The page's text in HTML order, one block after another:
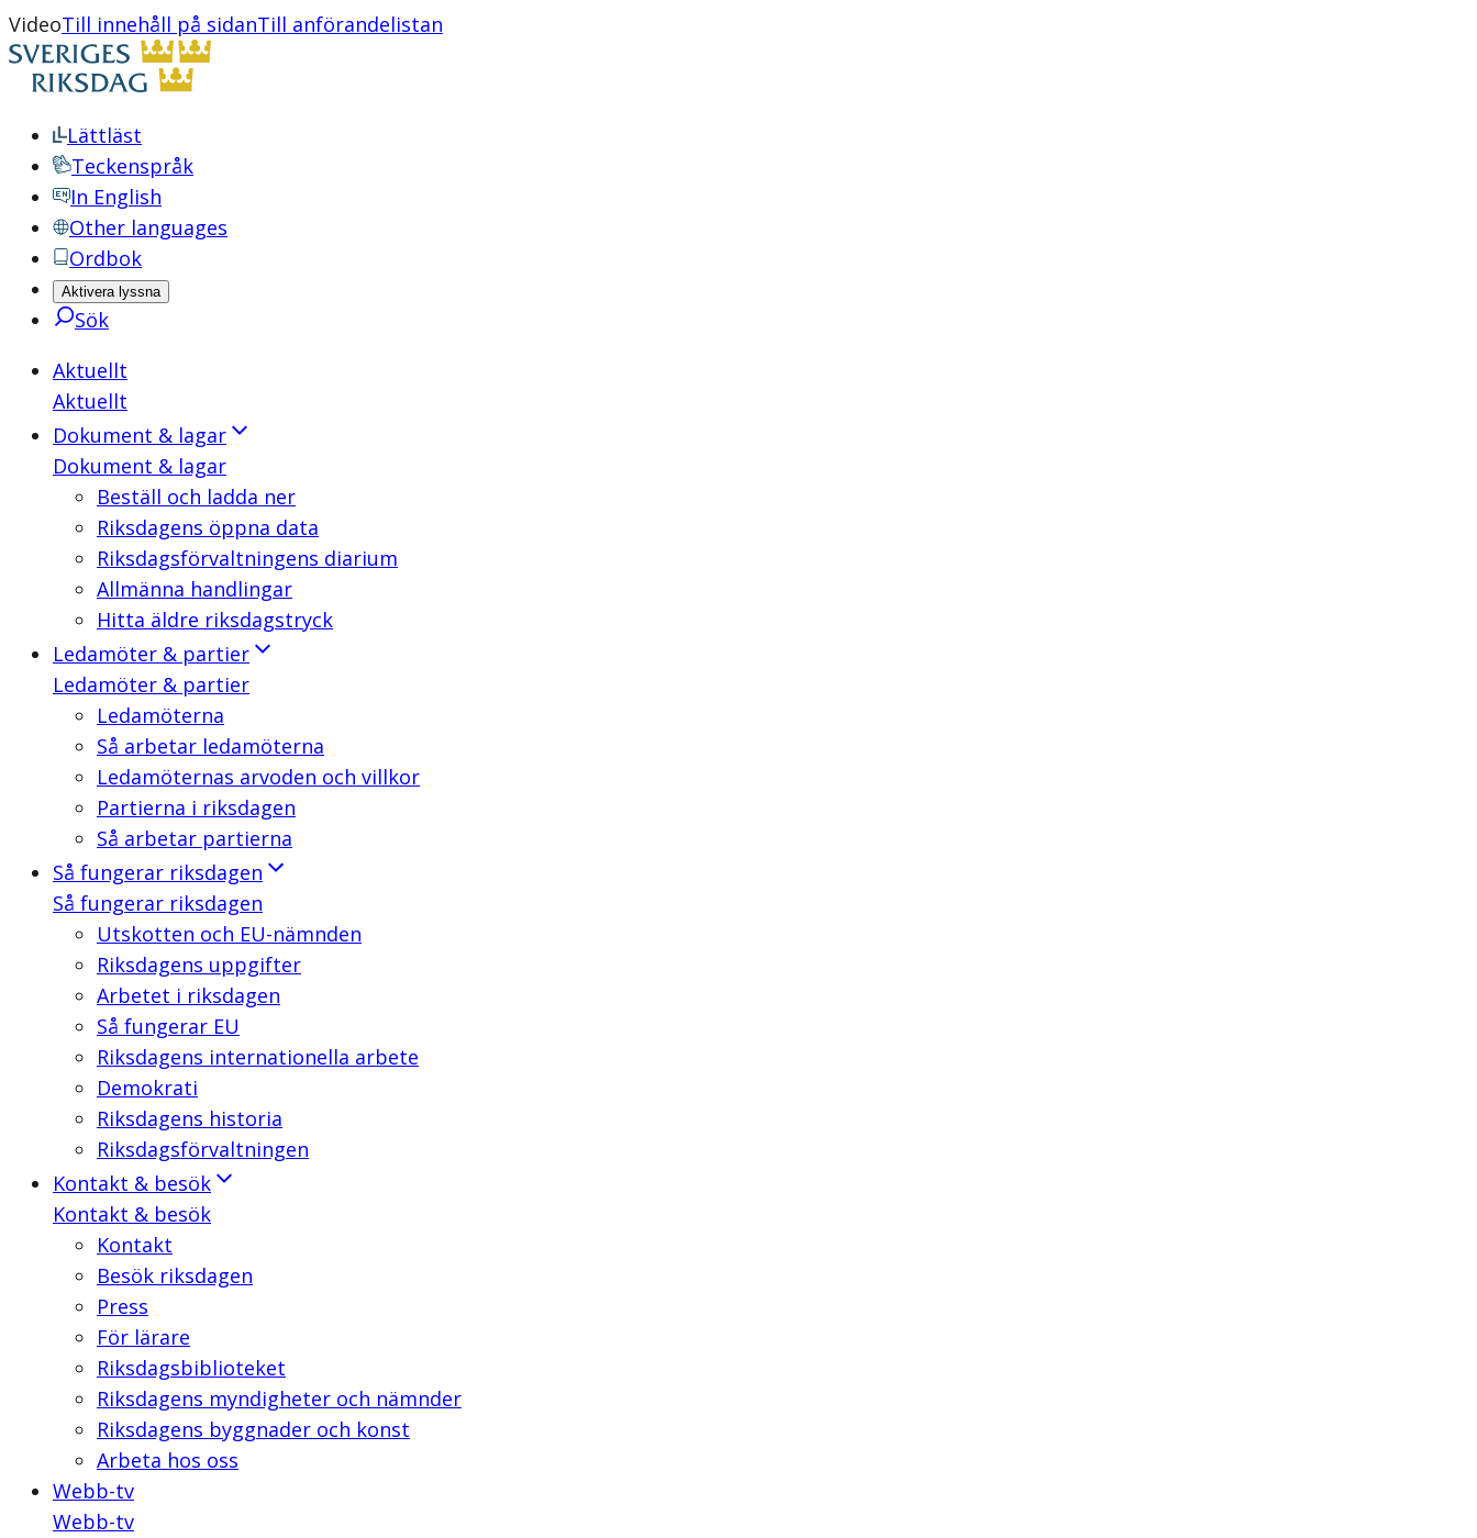
VideoTill innehåll på sidanTill anförandelistan
Lättläst
Teckenspråk
In English
Other languages
Ordbok
Aktivera lyssna
Sök
Aktuellt
Aktuellt
Dokument & lagar
Dokument & lagar
Beställ och ladda ner
Riksdagens öppna data
Riksdagsförvaltningens diarium
Allmänna handlingar
Hitta äldre riksdagstryck
Ledamöter & partier
Ledamöter & partier
Ledamöterna
Så arbetar ledamöterna
Ledamöternas arvoden och villkor
Partierna i riksdagen
Så arbetar partierna
Så fungerar riksdagen
Så fungerar riksdagen
Utskotten och EU-nämnden
Riksdagens uppgifter
Arbetet i riksdagen
Så fungerar EU
Riksdagens internationella arbete
Demokrati
Riksdagens historia
Riksdagsförvaltningen
Kontakt & besök
Kontakt & besök
Kontakt
Besök riksdagen
Press
För lärare
Riksdagsbiblioteket
Riksdagens myndigheter och nämnder
Riksdagens byggnader och konst
Arbeta hos oss
Webb-tv
Webb-tv